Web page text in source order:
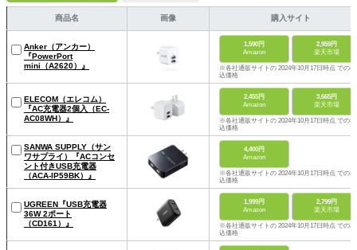
商品名 画像 購入サイト
Anker（アンカー）
『PowerPort
mini（‎A2620）』
1,590円
Amazon
2,959円
楽天市場
※各社通販サイトの 2024年10月17日時点 での税
込価格
ELECOM（エレコム）
『AC充電器2個入（EC-
AC08WH）』
2,455円
Amazon
3,665円
楽天市場
※各社通販サイトの 2024年10月17日時点 での税
込価格
SANWA SUPPLY（サン
ワサプライ）『ACコンセ
ント付きUSB充電器
（ACA-IP59BK）』
4,400円
Amazon
※各社通販サイトの 2024年10月17日時点 での税
込価格
UGREEN『USB充電器
36W 2ポート
（CD161）』
1,999円
Amazon
2,799円
楽天市場
※各社通販サイトの 2024年10月17日時点 での税
込価格